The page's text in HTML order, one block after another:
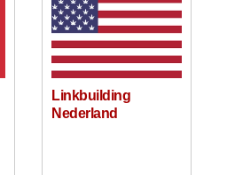
Linkbuilding
Nederland